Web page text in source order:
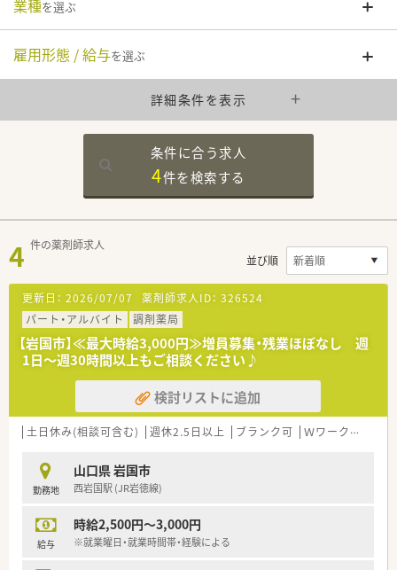
業種を選ぶ
雇用形態 / 給与を選ぶ
詳細条件を表示
条件に合う求人
4件を検索する
4 件の薬剤師求人
並び順
更新日： 2026/07/07 薬剤師求人ID： 326524
パート・アルバイト
調剤薬局
【岩国市】≪最大時給3,000円≫増員募集・残業ほぼなし 週
1日～週30時間以上もご相談ください♪
検討リストに追加
土日休み(相談可含む) 週休2.5日以上 ブランク可 Ｗワーク可
勤務地
山口県 岩国市
西岩国駅 (JR岩徳線)
給与
時給2,500円～3,000円
※就業曜日・就業時間帯・経験による